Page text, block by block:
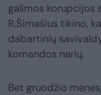
galimos korupcijos
R.Šimašius tikino,
dabartinių
komandos narių.
Bet gruodžio